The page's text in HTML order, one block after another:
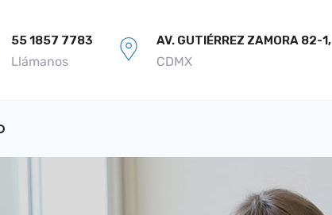
55 1857 7783
Llámanos
AV. GUTIÉRREZ ZAMORA 82-1,
CDMX